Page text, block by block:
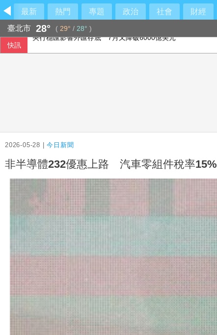
最新 熱門 專題 政治 社會 財經
臺北市 28° ( 29° / 28° )
快訊
2026-05-28 |今日新聞
非半導體232優惠上路 汽車零組件稅率15%